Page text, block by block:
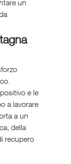
un
e le
a lavorare
a un
della
recupero